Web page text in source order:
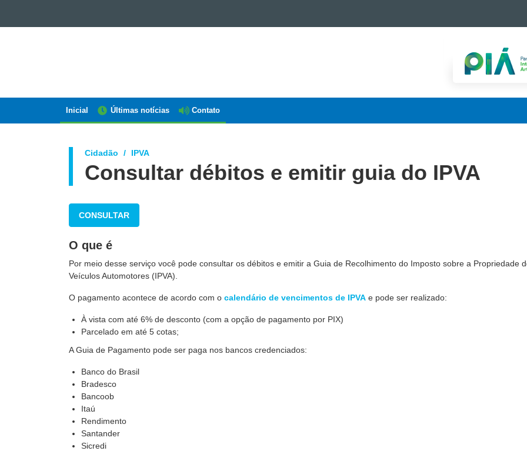
PARANÁ
Navegação
Inicial Últimas notícias Contato
Cidadão IPVA
Consultar débitos e emitir guia do IPVA
CONSULTAR
O que é
Por meio desse serviço você pode consultar os débitos e emitir a Guia de Recolhimento do Imposto sobre a Propriedade
Veículos Automotores (IPVA).
O pagamento acontece de acordo com o calendário de vencimentos de IPVA e pode ser realizado:
À vista com até 6% de desconto (com a opção de pagamento por PIX)
Parcelado em até 5 cotas;
A Guia de Pagamento pode ser paga nos bancos credenciados:
Banco do Brasil
Bradesco
Bancoob
Itaú
Rendimento
Santander
Sicredi